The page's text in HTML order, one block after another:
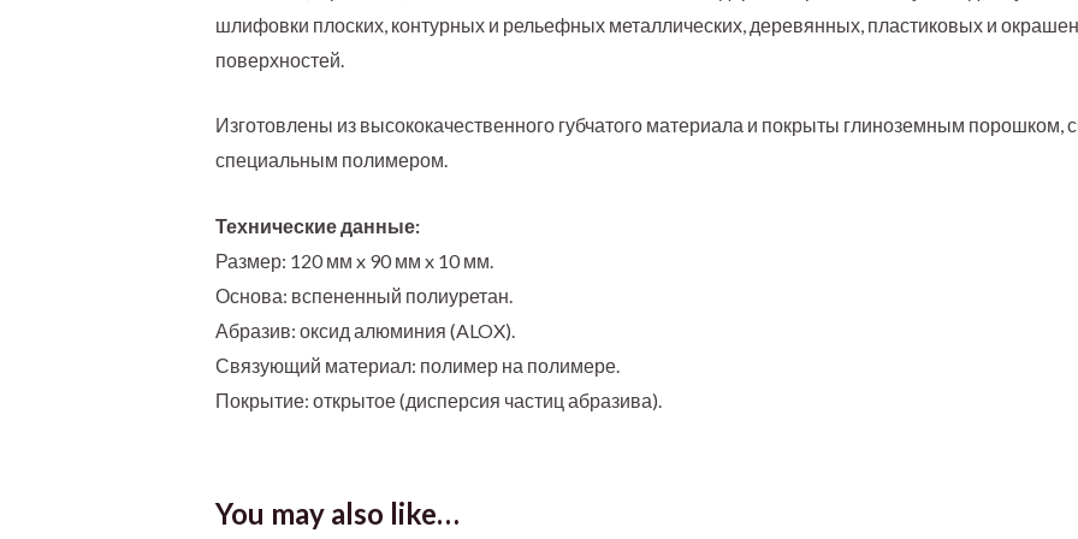
шлифовки плоских, контурных и рельефных металлических, деревянных, пластиковых и
поверхностей.
Изготовлены из высококачественного губчатого материала и покрыты глиноземным порошком,
специальным полимером.
Технические данные:
Размер: 120 мм x 90 мм x 10 мм.
Основа: вспененный полиуретан.
Абразив: оксид алюминия (ALOX).
Связующий материал: полимер на полимере.
Покрытие: открытое (дисперсия частиц абразива).
You may also like…